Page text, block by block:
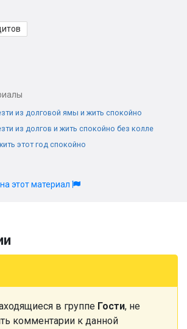
из долговой ямы и жить спокойно
из долгов и жить спокойно без колле
этот год спокойно
этот материал
в группе Гости, не
комментарии к данной